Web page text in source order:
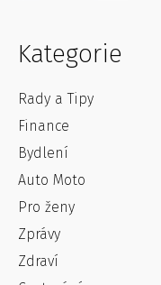
Kategorie
Rady a Tipy
Finance
Bydlení
Auto Moto
Pro ženy
Zprávy
Zdraví